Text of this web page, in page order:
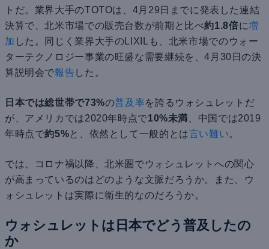
トだ。業界大手のTOTOは、4月29日までに発表した連結
決算で、北米市場での販売台数が前期と比べ約1.8倍に増
加 した。同じく業界大手のLIXILも、北米市場でのウォー
ターテクノロジー事業の旺盛な需要継続を、4月30日の決
算説明会で報告 した。
日本では総世帯で73%の普及率を誇るウォシュレットだ
が、アメリカでは2020年時点で10%未満 、中国では2019
年時点で約5%と、依然として一般的とは言い難い。
では、コロナ禍以降、北米圏でウォシュレットへの関心
が高まっているのはどのような文脈だろうか。また、ウ
ォシュレットは実際に衛生的なのだろうか。
ウォシュレットは日本でどう普及したの
か